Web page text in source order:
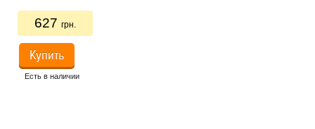
627 грн.
Купить
Есть в наличии